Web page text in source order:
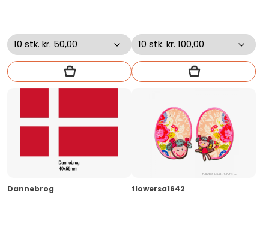
Dannebrog flowersa1642